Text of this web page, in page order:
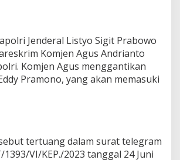
Jenderal Listyo Sigit Prabowo
Komjen Agus Andrianto
Komjen Agus menggantikan
Pramono, yang akan memasuki
tertuang dalam surat telegram
VI/KEP./2023 tanggal 24 Juni